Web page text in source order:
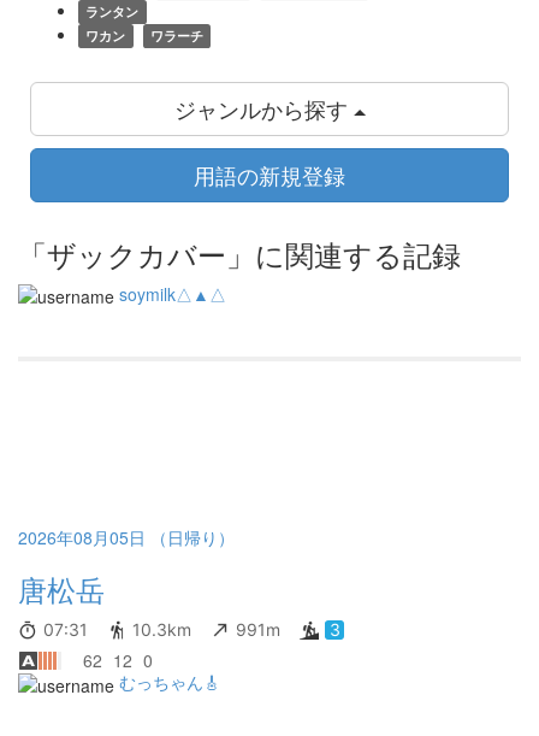
ランタン
ワカン
ワラーチ
ジャンルから探す
用語の新規登録
「ザックカバー」に関連する記録
soymilk△▲△
2026年08月05日 （日帰り）
唐松岳
07:31 10.3km 991m 3
62 12 0
むっちゃん🎸